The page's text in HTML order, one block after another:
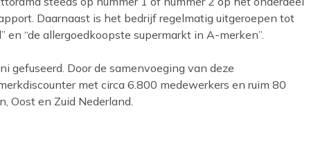
Daarnaast is het bedrijf regelmatig uitgeroepen tot
en “de allergoedkoopste supermarkt in A-merken”.
gefuseerd. Door de samenvoeging van deze
met circa 6.800 medewerkers en ruim 80
Oost en Zuid Nederland.